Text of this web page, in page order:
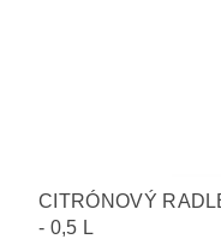
CITRÓNOVÝ
- 0,5 L